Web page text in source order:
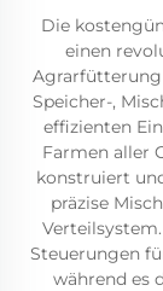
Die
einen
Agrarfütterung
Speicher-,
effizienten
Farmen aller
konstruiert
präzise
Steuerungen
während es